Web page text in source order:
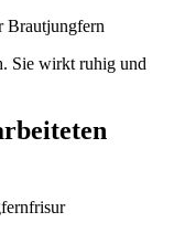
Sie wirkt ruhig und